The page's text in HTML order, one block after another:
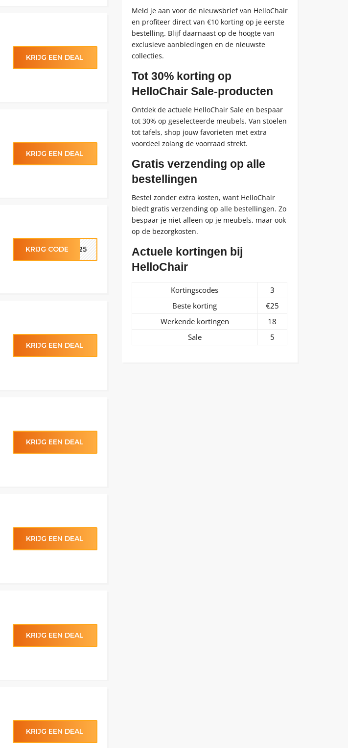
KRIJG EEN DEAL
KRIJG EEN DEAL
KRIJG CODE IR25
KRIJG EEN DEAL
KRIJG EEN DEAL
KRIJG EEN DEAL
KRIJG EEN DEAL
KRIJG EEN DEAL
Meld je aan voor de nieuwsbrief van HelloChair
en profiteer direct van €10 korting op je eerste
bestelling. Blijf daarnaast op de hoogte van
exclusieve aanbiedingen en de nieuwste
collecties.
Tot 30% korting op
HelloChair Sale-producten
Ontdek de actuele HelloChair Sale en bespaar
tot 30% op geselecteerde meubels. Van stoelen
tot tafels, shop jouw favorieten met extra
voordeel zolang de voorraad strekt.
Gratis verzending op alle
bestellingen
Bestel zonder extra kosten, want HelloChair
biedt gratis verzending op alle bestellingen. Zo
bespaar je niet alleen op je meubels, maar ook
op de bezorgkosten.
Actuele kortingen bij
HelloChair
Kortingscodes
3
Beste korting
€25
Werkende kortingen
18
Sale
5